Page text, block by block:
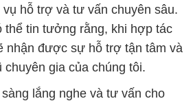
hỗ trợ và tư vấn chuyên sâu.
thể tin tưởng rằng, khi hợp tác
nhận được sự hỗ trợ tận tâm và
chuyên gia của chúng tôi.
lắng nghe và tư vấn cho